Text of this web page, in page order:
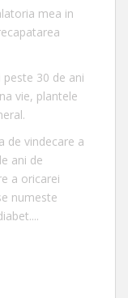
mea in
30 de ani
vie, plantele
de vindecare a
ani de
a oricarei
numeste